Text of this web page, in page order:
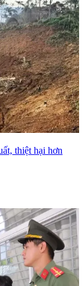
thiệt hại hơn